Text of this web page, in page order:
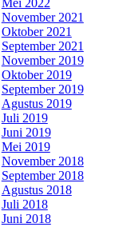
Mei 2022
November 2021
Oktober 2021
September 2021
November 2019
Oktober 2019
September 2019
Agustus 2019
Juli 2019
Juni 2019
Mei 2019
November 2018
September 2018
Agustus 2018
Juli 2018
Juni 2018